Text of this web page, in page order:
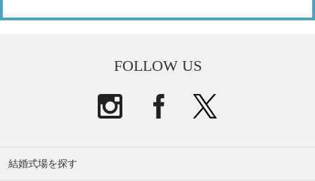
FOLLOW US
結婚式場を探す